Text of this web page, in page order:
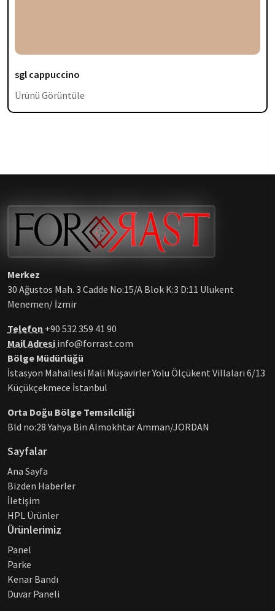
sgl cappuccino
Ürünü Görüntüle
Merkez
30 Ağustos Mah. 3 Cadde No:15/A Blok K:3 D:11 Ulukent
Menemen/ İzmir
Telefon +90 532 359 41 90
Mail Adresi info@forrast.com
Bölge Müdürlüğü
İstasyon Mahallesi Mali Müşavirler Yolu Ölçükent Villaları 6/13
Küçükçekmece İstanbul
Orta Doğu Bölge Temsilciliği
Bld no:28 Yahya Bin Almokhtar Amman/JORDAN
Sayfalar
Ana Sayfa
Bizden Haberler
İletişim
HPL Ürünler
Ürünlerimiz
Panel
Parke
Kenar Bandı
Duvar Paneli